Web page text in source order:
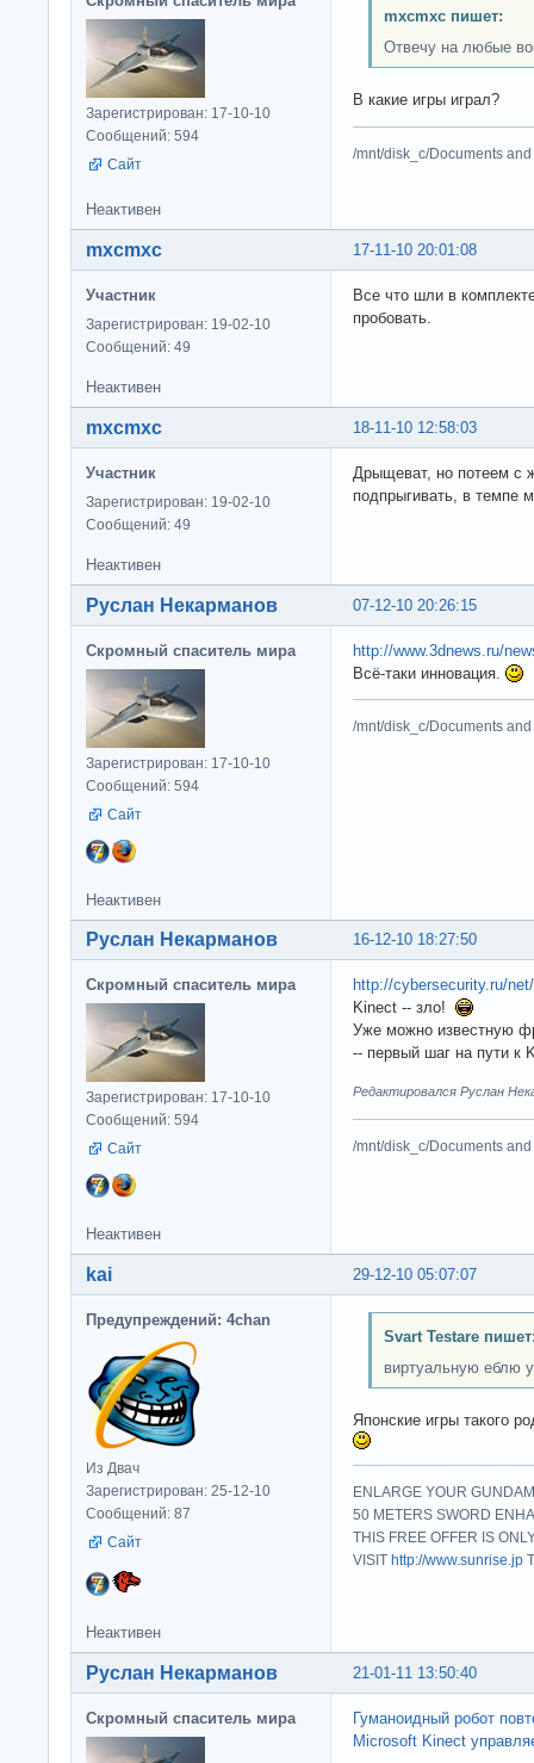
Зарегистрирован: 17-10-10
Сообщений: 594
Сайт
mxcmxc пишет:
Отвечу на любые
В какие игры играл?
/mnt/disk_c/Documents
Неактивен
17-11-10 20:01:08
mxcmxc
Участник
Зарегистрирован: 19-02-10
Сообщений: 49
Все что шли в
пробовать.
Неактивен
18-11-10 12:58:03
mxcmxc
Участник
Зарегистрирован: 19-02-10
Сообщений: 49
Дрыщеват, но потеем с
подпрыгивать, в темпе
Неактивен
07-12-10 20:26:15
Руслан Некарманов
Скромный спаситель мира
Зарегистрирован: 17-10-10
Сообщений: 594
Сайт
http://www.3dnews.ru/
Всё-таки инновация.
/mnt/disk_c/Documents
Неактивен
16-12-10 18:27:50
Руслан Некарманов
Скромный спаситель мира
Зарегистрирован: 17-10-10
Сообщений: 594
Сайт
http://cybersecurity.ru/
Kinect -- зло!
Уже можно известную
-- первый шаг на пути
Редактировался Руслан
/mnt/disk_c/Documents
Неактивен
29-12-10 05:07:07
kai
Предупреждений: 4chan
Из Двач
Зарегистрирован: 25-12-10
Сообщений: 87
Сайт
Svart Testare
виртуальную еблю
Японские игры такого
ENLARGE YOUR
50 METERS SWORD
THIS FREE OFFER IS
VISIT http://www.sunrise.jp
Неактивен
21-01-11 13:50:40
Руслан Некарманов
Скромный спаситель мира
Гуманоидный робот
Microsoft Kinect